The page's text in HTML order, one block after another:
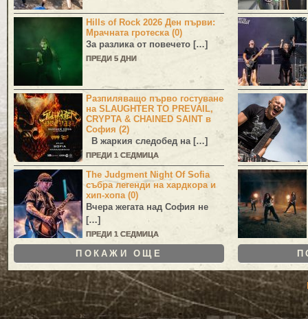
Hills of Rock 2026 Ден първи:
Мрачната гротеска (0)
За разлика от повечето […]
ПРЕДИ 5 ДНИ
Разпиляващо първо гостуване
на SLAUGHTER TO PREVAIL,
CRYPTA & CHAINED SAINT в
София (2)
В жаркия следобед на […]
ПРЕДИ 1 СЕДМИЦА
The Judgment Night Of Sofia
събра легенди на хардкора и
хип-хопа (0)
Вчера жегата над София не
[…]
ПРЕДИ 1 СЕДМИЦА
ПОКАЖИ ОЩЕ